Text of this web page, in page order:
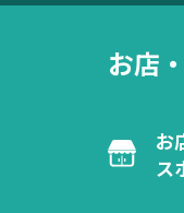
お店
お
ス